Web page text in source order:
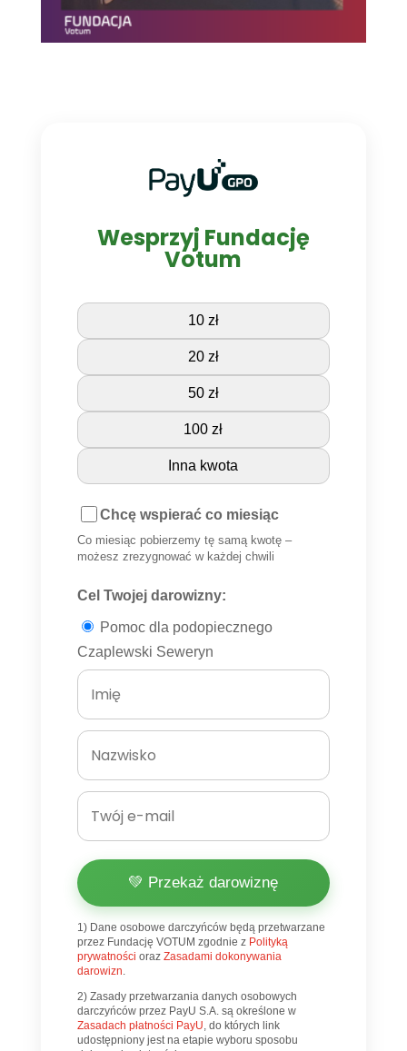
Wesprzyj Fundację
Votum
10 zł
20 zł
50 zł
100 zł
Inna kwota
Chcę wspierać co miesiąc
Co miesiąc pobierzemy tę samą kwotę –
możesz zrezygnować w każdej chwili
Cel Twojej darowizny:
Pomoc dla podopiecznego
Czaplewski Seweryn
💚 Przekaż darowiznę
1) Dane osobowe darczyńców będą przetwarzane
przez Fundację VOTUM zgodnie z Polityką
prywatności oraz Zasadami dokonywania
darowizn.
2) Zasady przetwarzania danych osobowych
darczyńców przez PayU S.A. są określone w
Zasadach płatności PayU, do których link
udostępniony jest na etapie wyboru sposobu